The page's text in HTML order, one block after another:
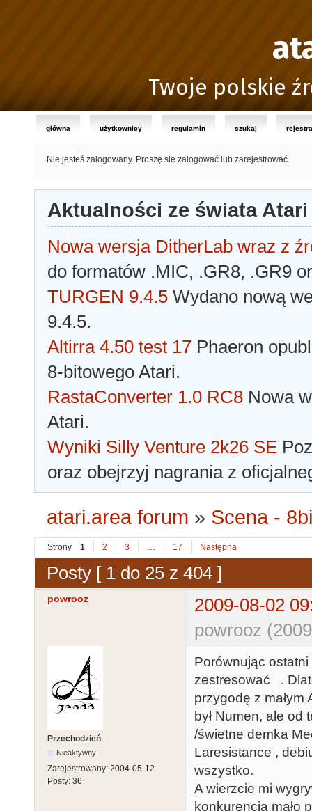
Twoje polskie
główna użytkownicy regulamin szukaj
Nie jesteś zalogowany. Proszę się zalogować lub zarejestrować.
Aktualności ze świata Atari
Nowa wersja DitherLab wraz z
do formatów .MIC, .GR8, .GR9
TURGEN 9.4.5 Wydano nową
9.4.5.
Altirra 4.50 test 17 Phaeron
8-bitowego Atari.
RastaConverter 1.0 RC8 Nowa
Atari.
Wyniki Silly Venture 2k26 SE
oraz obejrzyj nagrania z
atari.area forum » Scena -
Strony 1 2 3 … 17 Następna
Posty [ 1 do 25 z 404 ]
powrooz
2009-08-02
powrooz
Przechodzień
Nieaktywny
Zarejestrowany: 2004-05-12
Posty: 36
Porównując
zestresować .
przygodę z małym
był Numen, ale
/świetne demka
Laresistance ,
wszystko.
A wierzcie mi
konkurencja mało